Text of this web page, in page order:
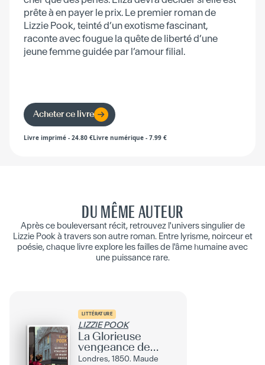
prête à en payer le prix. Le premier roman de
Lizzie Pook, teinté d’un exotisme fascinant,
raconte avec fougue la quête de liberté d’une
jeune femme guidée par l’amour filial.
Acheter ce livre
Livre imprimé - 24.80 €Livre numérique - 7.99 €
DU MÊME AUTEUR
Après ce bouleversant récit, retrouvez l'univers singulier de
Lizzie Pook à travers son autre roman. Entre lyrisme, noirceur et
poésie, chaque livre explore les failles de l'âme humaine avec
une puissance rare.
LITTÉRATURE
LIZZIE POOK
La Glorieuse
vengeance de
Maude Horton
Londres, 1850. Maude